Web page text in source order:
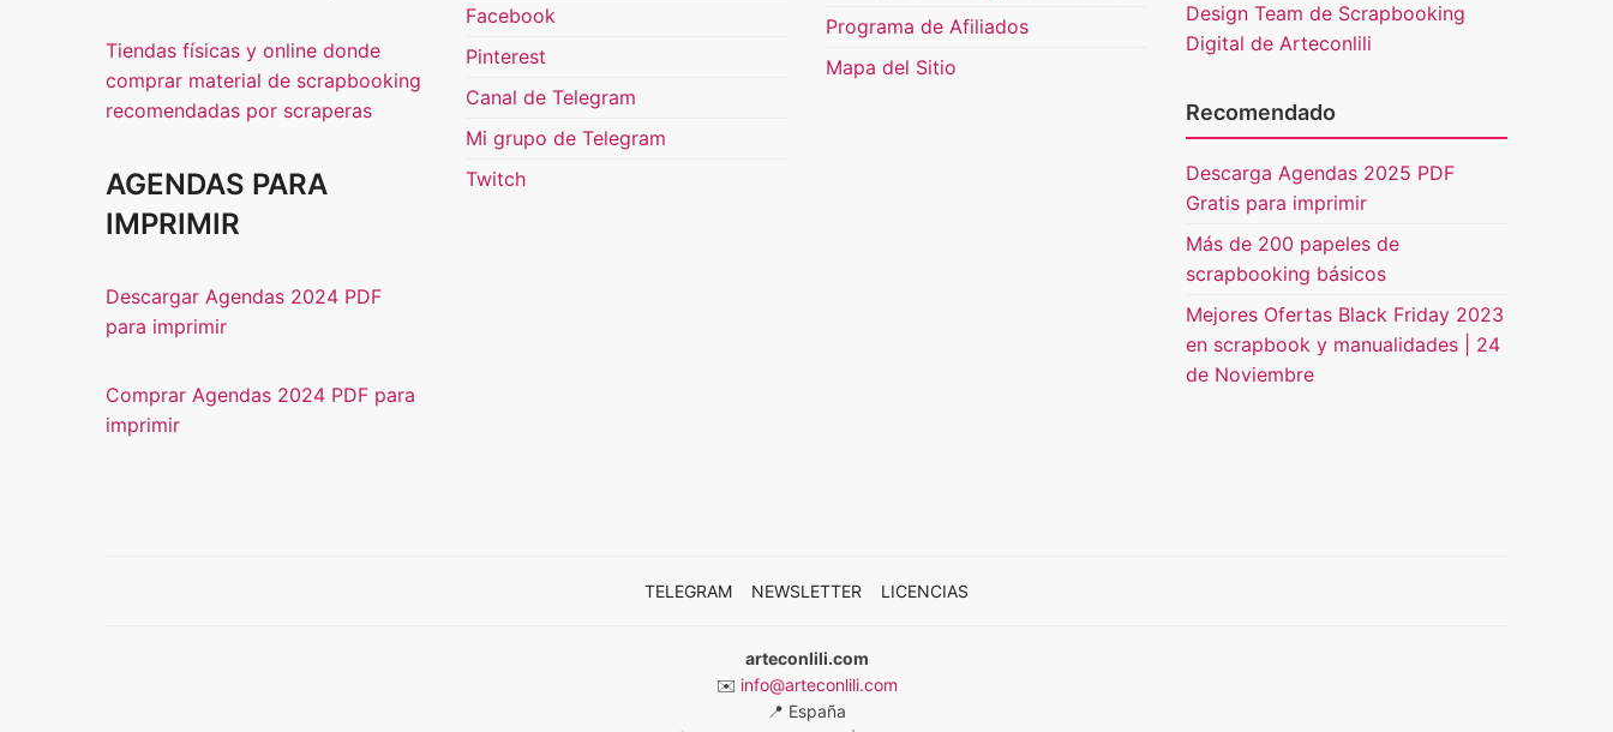
Tiendas físicas y online donde
comprar material de scrapbooking
recomendadas por scraperas
AGENDAS PARA
IMPRIMIR
Descargar Agendas 2024 PDF
para imprimir
Comprar Agendas 2024 PDF para
imprimir
Facebook
Pinterest
Canal de Telegram
Mi grupo de Telegram
Twitch
Programa de Afiliados
Mapa del Sitio
Design Team de Scrapbooking
Digital de Arteconlili
Recomendado
Descarga Agendas 2025 PDF
Gratis para imprimir
Más de 200 papeles de
scrapbooking básicos
Mejores Ofertas Black Friday 2023
en scrapbook y manualidades | 24
de Noviembre
TELEGRAM NEWSLETTER LICENCIAS
arteconlili.com
✉️ info@arteconlili.com
📍 España